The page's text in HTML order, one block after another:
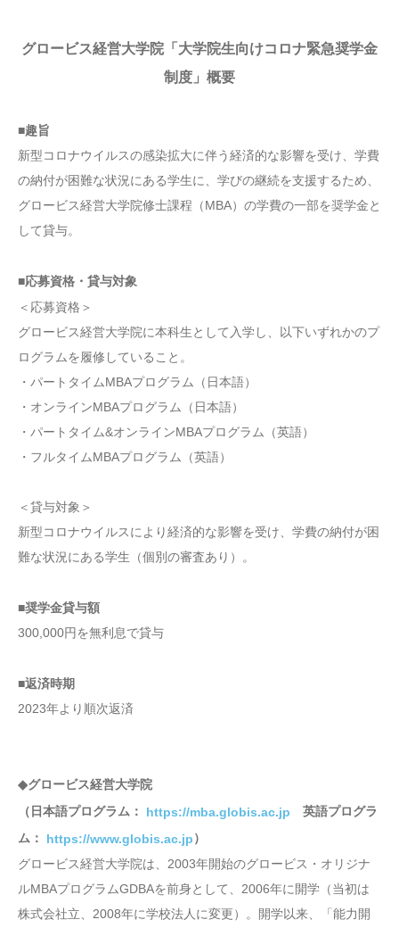
グロービス経営大学院「大学院生向けコロナ緊急奨学金
制度」概要
■趣旨
新型コロナウイルスの感染拡大に伴う経済的な影響を受け、学費
の納付が困難な状況にある学生に、学びの継続を支援するため、
グロービス経営大学院修士課程（MBA）の学費の一部を奨学金と
して貸与。
■応募資格・貸与対象
＜応募資格＞
グロービス経営大学院に本科生として入学し、以下いずれかのプ
ログラムを履修していること。
・パートタイムMBAプログラム（日本語）
・オンラインMBAプログラム（日本語）
・パートタイム&オンラインMBAプログラム（英語）
・フルタイムMBAプログラム（英語）
＜貸与対象＞
新型コロナウイルスにより経済的な影響を受け、学費の納付が困
難な状況にある学生（個別の審査あり）。
■奨学金貸与額
300,000円を無利息で貸与
■返済時期
2023年より順次返済
◆グロービス経営大学院
（日本語プログラム： https://mba.globis.ac.jp 英語プログラ
ム： https://www.globis.ac.jp）
グロービス経営大学院は、2003年開始のグロービス・オリジナ
ルMBAプログラムGDBAを前身として、2006年に開学（当初は
株式会社立、2008年に学校法人に変更）。開学以来、「能力開